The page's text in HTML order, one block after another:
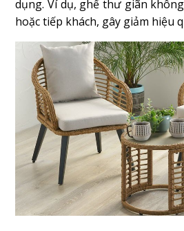
dụng. Ví dụ, ghế thư giãn
hoặc tiếp khách, gây giảm hiệu